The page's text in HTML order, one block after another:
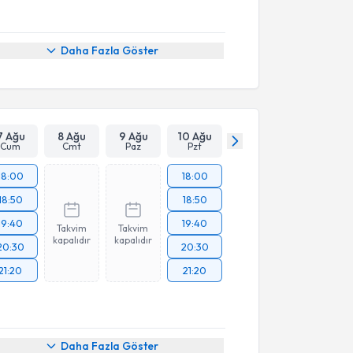
Daha Fazla Göster
Ağu
Cum
8 Ağu
Cmt
9 Ağu
Paz
10 Ağu
Pzt
Takvim
kapalıdır
Takvim
kapalıdır
18:00
18:50
19:40
20:30
21:20
Daha Fazla Göster